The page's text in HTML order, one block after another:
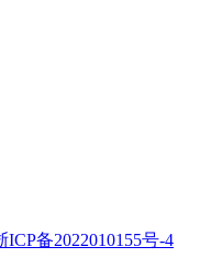
ICP备2022010155号-4